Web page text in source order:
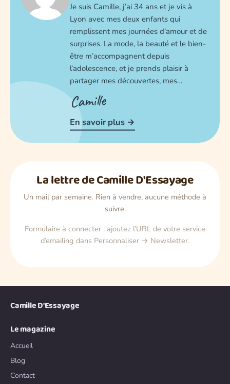
Je suis Camille, j’ai 34 ans et je vis à
Lyon avec mes deux enfants qui
remplissent mes journées d’amour et de
surprises. La mode, la beauté et le bien-
être m’accompagnent depuis
l’adolescence, et je prends plaisir à
partager mes découvertes, mes…
Camille
En savoir plus
La lettre de Camille D'Essayage
Un mail par semaine. Rien à vendre, aucune méthode à
suivre.
Formulaire à connecter : ajoutez l’URL de votre service
d’emailing dans Personnaliser → Newsletter.
Camille D'Essayage
Le magazine
Accueil
Blog
Contact